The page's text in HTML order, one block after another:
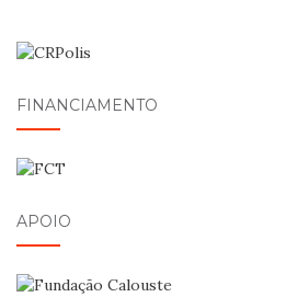
FINANCIAMENTO
APOIO